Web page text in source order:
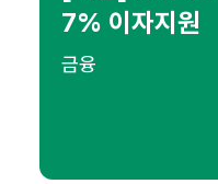
7% 이자지원
금융